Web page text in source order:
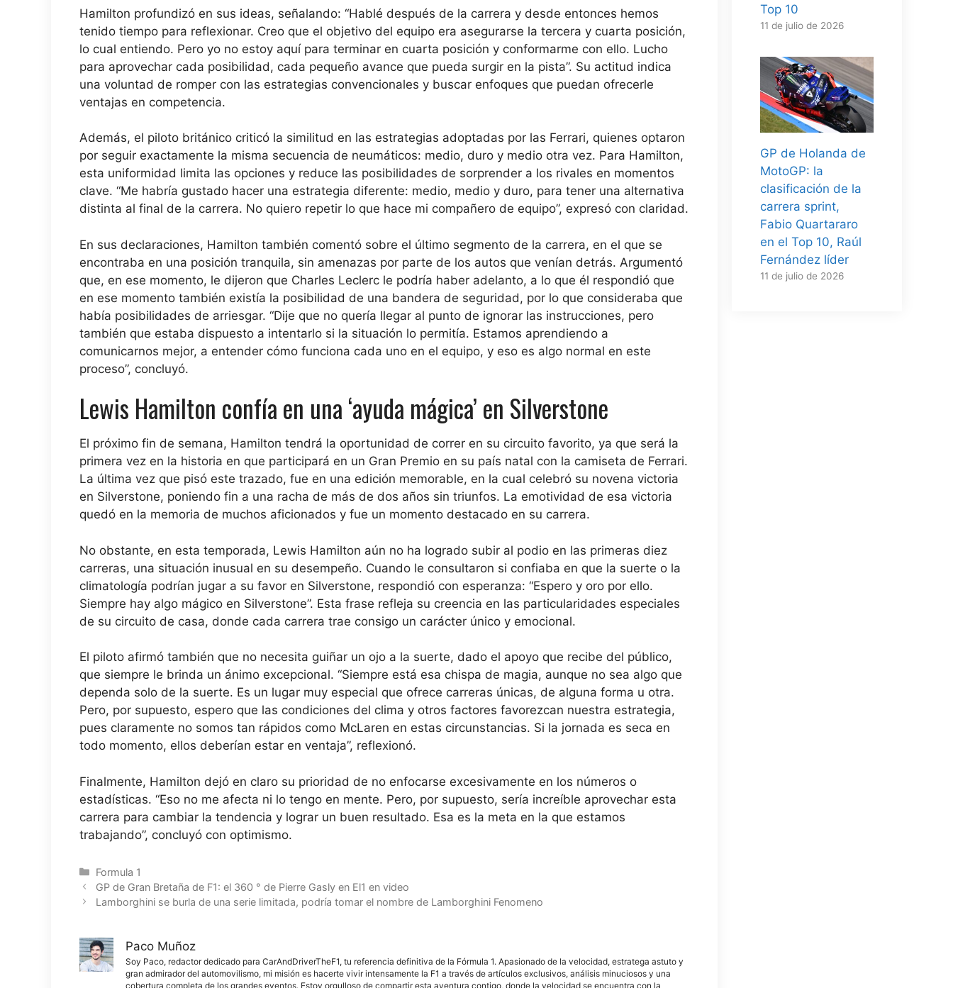
Hamilton profundizó en sus ideas, señalando: “Hablé después de la carrera y desde entonces hemos
tenido tiempo para reflexionar. Creo que el objetivo del equipo era asegurarse la tercera y cuarta posición,
lo cual entiendo. Pero yo no estoy aquí para terminar en cuarta posición y conformarme con ello. Lucho
para aprovechar cada posibilidad, cada pequeño avance que pueda surgir en la pista”. Su actitud indica
una voluntad de romper con las estrategias convencionales y buscar enfoques que puedan ofrecerle
ventajas en competencia.
Además, el piloto británico criticó la similitud en las estrategias adoptadas por las Ferrari, quienes optaron
por seguir exactamente la misma secuencia de neumáticos: medio, duro y medio otra vez. Para Hamilton,
esta uniformidad limita las opciones y reduce las posibilidades de sorprender a los rivales en momentos
clave. “Me habría gustado hacer una estrategia diferente: medio, medio y duro, para tener una alternativa
distinta al final de la carrera. No quiero repetir lo que hace mi compañero de equipo”, expresó con claridad.
En sus declaraciones, Hamilton también comentó sobre el último segmento de la carrera, en el que se
encontraba en una posición tranquila, sin amenazas por parte de los autos que venían detrás. Argumentó
que, en ese momento, le dijeron que Charles Leclerc le podría haber adelanto, a lo que él respondió que
en ese momento también existía la posibilidad de una bandera de seguridad, por lo que consideraba que
había posibilidades de arriesgar. “Dije que no quería llegar al punto de ignorar las instrucciones, pero
también que estaba dispuesto a intentarlo si la situación lo permitía. Estamos aprendiendo a
comunicarnos mejor, a entender cómo funciona cada uno en el equipo, y eso es algo normal en este
proceso”, concluyó.
Lewis Hamilton confía en una ‘ayuda mágica’ en Silverstone
El próximo fin de semana, Hamilton tendrá la oportunidad de correr en su circuito favorito, ya que será la
primera vez en la historia en que participará en un Gran Premio en su país natal con la camiseta de Ferrari.
La última vez que pisó este trazado, fue en una edición memorable, en la cual celebró su novena victoria
en Silverstone, poniendo fin a una racha de más de dos años sin triunfos. La emotividad de esa victoria
quedó en la memoria de muchos aficionados y fue un momento destacado en su carrera.
No obstante, en esta temporada, Lewis Hamilton aún no ha logrado subir al podio en las primeras diez
carreras, una situación inusual en su desempeño. Cuando le consultaron si confiaba en que la suerte o la
climatología podrían jugar a su favor en Silverstone, respondió con esperanza: “Espero y oro por ello.
Siempre hay algo mágico en Silverstone”. Esta frase refleja su creencia en las particularidades especiales
de su circuito de casa, donde cada carrera trae consigo un carácter único y emocional.
El piloto afirmó también que no necesita guiñar un ojo a la suerte, dado el apoyo que recibe del público,
que siempre le brinda un ánimo excepcional. “Siempre está esa chispa de magia, aunque no sea algo que
dependa solo de la suerte. Es un lugar muy especial que ofrece carreras únicas, de alguna forma u otra.
Pero, por supuesto, espero que las condiciones del clima y otros factores favorezcan nuestra estrategia,
pues claramente no somos tan rápidos como McLaren en estas circunstancias. Si la jornada es seca en
todo momento, ellos deberían estar en ventaja”, reflexionó.
Finalmente, Hamilton dejó en claro su prioridad de no enfocarse excesivamente en los números o
estadísticas. “Eso no me afecta ni lo tengo en mente. Pero, por supuesto, sería increíble aprovechar esta
carrera para cambiar la tendencia y lograr un buen resultado. Esa es la meta en la que estamos
trabajando”, concluyó con optimismo.
Categorías
Formula 1
GP de Gran Bretaña de F1: el 360 ° de Pierre Gasly en El1 en video
Lamborghini se burla de una serie limitada, podría tomar el nombre de Lamborghini Fenomeno
Paco Muñoz
Soy Paco, redactor dedicado para CarAndDriverTheF1, tu referencia definitiva de la Fórmula 1. Apasionado de la velocidad, estratega astuto y
gran admirador del automovilismo, mi misión es hacerte vivir intensamente la F1 a través de artículos exclusivos, análisis minuciosos y una
cobertura completa de los grandes eventos. Estoy orgulloso de compartir esta aventura contigo, donde la velocidad se encuentra con la
Top 10
11 de julio de 2026
GP de Holanda de
MotoGP: la
clasificación de la
carrera sprint,
Fabio Quartararo
en el Top 10, Raúl
Fernández líder
11 de julio de 2026